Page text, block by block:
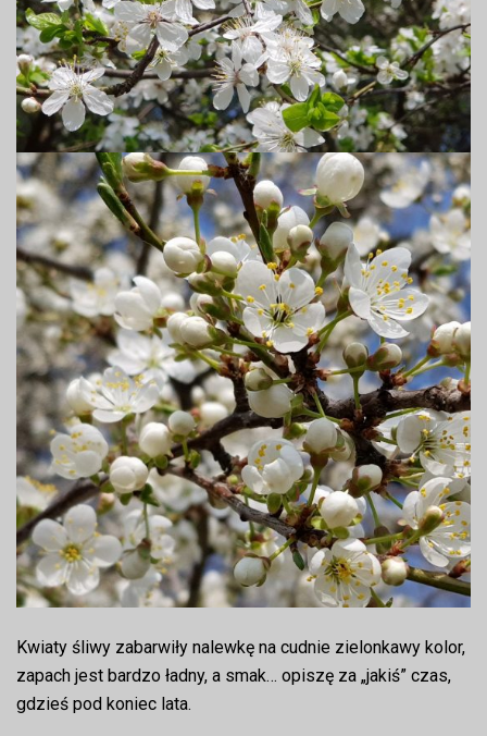
Kwiaty śliwy zabarwiły nalewkę na cudnie zielonkawy kolor,
zapach jest bardzo ładny, a smak… opiszę za „jakiś” czas,
gdzieś pod koniec lata.